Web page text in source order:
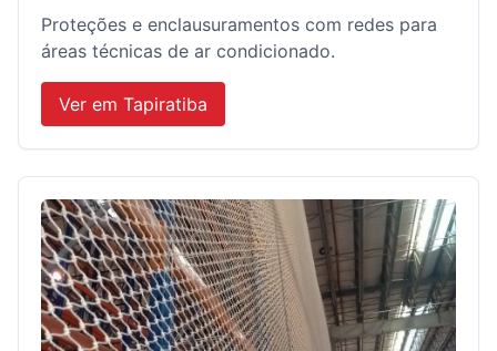
Proteções e enclausuramentos com redes para
áreas técnicas de ar condicionado.
Ver em Tapiratiba